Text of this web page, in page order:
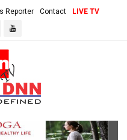
Reporter Contact LIVE TV